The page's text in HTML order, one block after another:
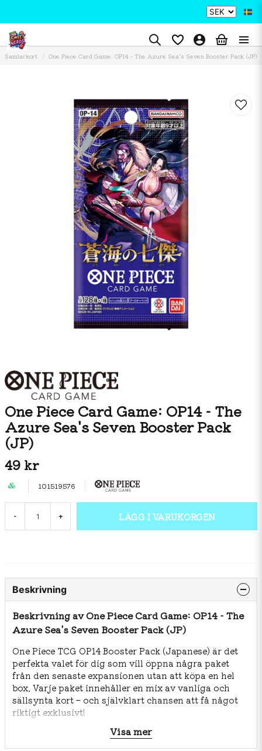
Samlarkort One Piece Card Game: OP14 - The Azure Sea's Seven Booster Pack (JP)
One Piece Card Game: OP14 - The
Azure Sea's Seven Booster Pack
(JP)
49 kr
101519576
- + LÄGG I VARUKORGEN
Beskrivning
Beskrivning av One Piece Card Game: OP14 - The
Azure Sea's Seven Booster Pack (JP)
One Piece TCG OP14 Booster Pack (Japanese) är det
perfekta valet för dig som vill öppna några paket
från den senaste expansionen utan att köpa en hel
box. Varje paket innehåller en mix av vanliga och
sällsynta kort – och självklart chansen att få något
riktigt exklusivt!
🎴 Ett förseglat booster pack från OP14-setet.
Visa mer